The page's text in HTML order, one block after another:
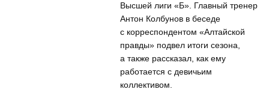
Высшей лиги «Б». Главный тренер
Антон Колбунов в беседе
с корреспондентом «Алтайской
правды» подвел итоги сезона,
а также рассказал, как ему
работается с девичьим
коллективом.